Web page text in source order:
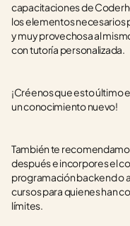
capacitaciones de
los elementos necesarios
y muy provechosa al
con tutoría personalizada.
¡Créenos que esto último
un conocimiento nuevo!
También te
después e incorpores el
programación backend o
cursos para quienes han
límites.